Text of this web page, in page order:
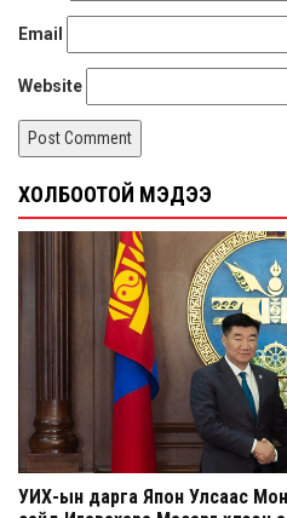
Email
Website
ХОЛБООТОЙ МЭДЭЭ
УИХ-ын дарга Япон Улсаас